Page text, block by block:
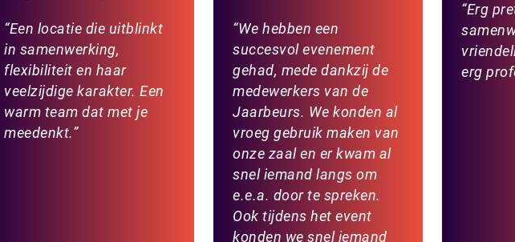
Een locatie die uitblinkt
in samenwerking,
flexibiliteit en haar
veelzijdige karakter. Een
warm team dat met je
meedenkt.
We hebben een
succesvol evenement
gehad, mede dankzij de
medewerkers van de
Jaarbeurs. We konden al
vroeg gebruik maken van
onze zaal en er kwam al
snel iemand langs om
e.e.a. door te spreken.
Ook tijdens het event
konden we snel iemand
Erg
erg